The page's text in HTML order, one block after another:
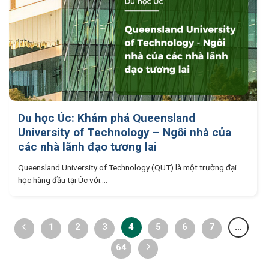
Du học Úc: Khám phá Queensland
University of Technology – Ngôi nhà của
các nhà lãnh đạo tương lai
Queensland University of Technology (QUT) là một trường đại
học hàng đầu tại Úc với....
1 2 3 4 5 6 7
…
64